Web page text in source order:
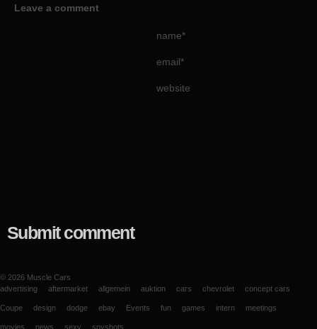
Leave a comment
name*
email*
website
Submit comment
© 2026 Muscle Cars
advertising
aftermarket allgemein auktion cars chevrolet concept cars
Coupe design dodge ebay Events fun games intern meetings
movies news sexy spyshots